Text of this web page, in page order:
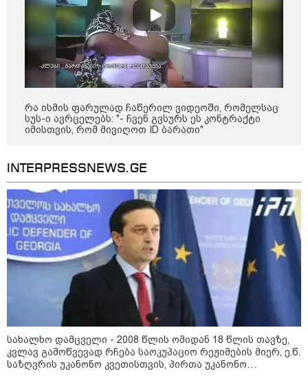
14:14 / 06-08-2026
"მეც ერთ-ერთი მათგანი ვიყავი, ვინც
ლიფტში გაიჭედა" - ლევან მახაშვილი
09:35 / 07-08-2026
"საქართველო გადავარჩინეთ,
რადგან რუსეთმა ვერ მიაღწია
ვერცერთ სტრატეგიულ მიზანს" -
რას წერს სააკაშვილი აგვისტოს
ომზე
09:00 / 07-08-2026
18 წელი აგვისტოს ომიდან -
რა ისმის ფარულად ჩაწერილ ვიდეოში, რომელსაც
სუს-ი ავრცელებს: "- ჩვენ გვსურს ეს კონტრაქტი
იმისთვის, რომ მივიღოთ ID ბარათი"
INTERPRESSNEWS.GE
სახალხო დამცველი - 2008 წლის ომიდან 18 წლის თავზე,
კვლავ გამოწვევად რჩება საოკუპაციო რეჟიმების მიერ, ე.წ.
საზღვრის უკანონო კვეთისთვის, პირთა უკანონო